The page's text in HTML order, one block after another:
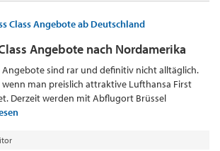
Angebote nach Nordamerika
Angebote sind rar und definitiv nicht alltäglich.
wenn man preislich attraktive Lufthansa First
Derzeit werden mit Abflugort Brüssel